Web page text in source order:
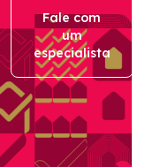
Fale com
um
especialista